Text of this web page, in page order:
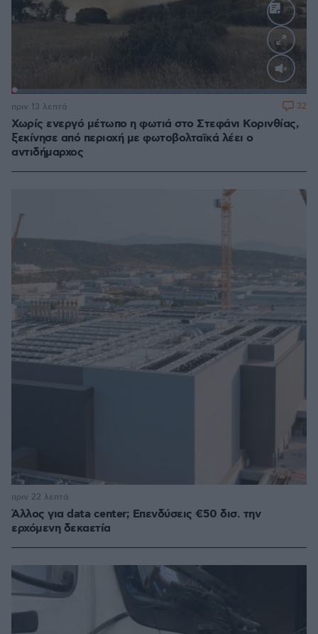
Loaded:
Χωρίς ενεργό μέτωπο η φωτιά στο Στεφάνι Κορινθίας,
ξεκίνησε από περιοχή με φωτοβολταϊκά λέει ο
αντιδήμαρχος
πριν 13 λεπτά 32
Άλλος για data center; Επενδύσεις €50 δισ. την
ερχόμενη δεκαετία
πριν 22 λεπτά